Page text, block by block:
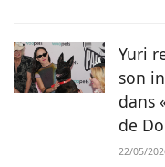
magazine Chien.fr pour
plus grand nombre.
Yuri
son
dans
de
22/05/